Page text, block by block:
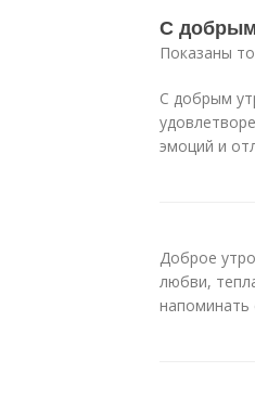
С
Показаны
С добрым
эмоций и
Доброе
любви,
напоминать